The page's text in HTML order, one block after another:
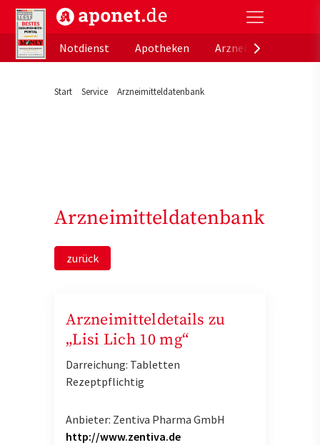
aponet.de - Das offizielle Gesundheitsportal der
Notdienst
Apotheken
Start Service Arzneimitteldatenbank
Arzneimitteldatenbank
zurück
Arzneimitteldetails zu
„Lisi Lich 10 mg“
Darreichung: Tabletten
Rezeptpflichtig
Anbieter: Zentiva Pharma GmbH
http://www.zentiva.de